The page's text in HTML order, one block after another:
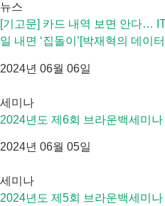
뉴스
[기고문] 카드 내역 보면 안다…
일 내면 ‘집돌이’[박재혁의 데이
2024년 06월 06일
세미나
2024년도 제6회 브라운백세미나
2024년 06월 05일
세미나
2024년도 제5회 브라운백세미나